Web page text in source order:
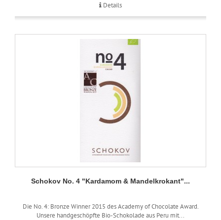
Details
Schokov No. 4 "Kardamom & Mandelkrokant"...
Die No. 4: Bronze Winner 2015 des Academy of Chocolate Award.
Unsere handgeschöpfte Bio-Schokolade aus Peru mit...